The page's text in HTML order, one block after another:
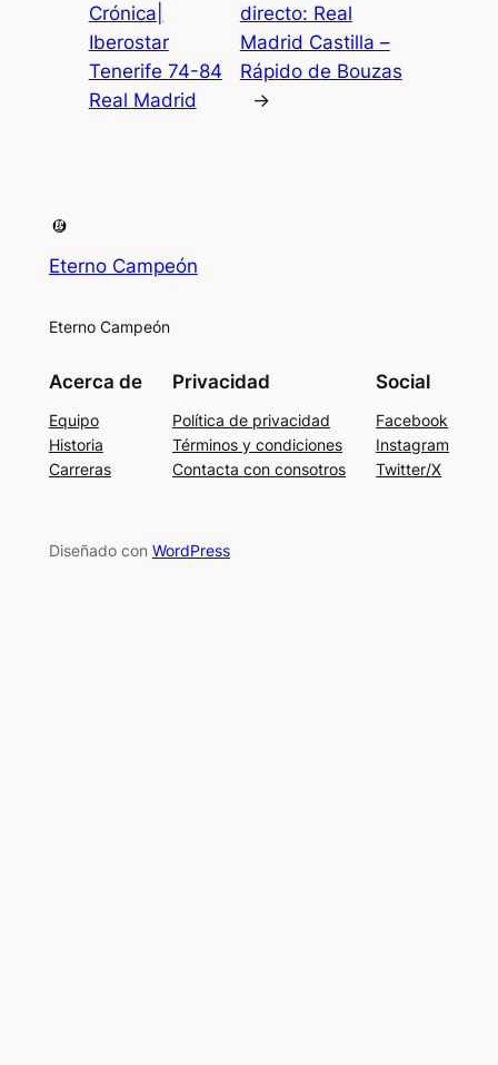
Crónica|
Iberostar
Tenerife 74-84
Real Madrid
directo: Real
Madrid Castilla –
Rápido de Bouzas
→
Eterno Campeón
Eterno Campeón
Acerca de
Equipo
Historia
Carreras
Privacidad
Política de privacidad
Términos y condiciones
Contacta con consotros
Social
Facebook
Instagram
Twitter/X
Diseñado con WordPress